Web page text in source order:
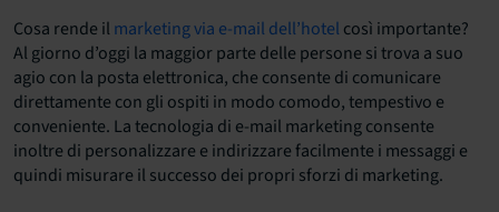
Cosa rende il marketing via e-mail dell’hotel così importante?
Al giorno d’oggi la maggior parte delle persone si trova a suo
agio con la posta elettronica, che consente di comunicare
direttamente con gli ospiti in modo comodo, tempestivo e
conveniente. La tecnologia di e-mail marketing consente
inoltre di personalizzare e indirizzare facilmente i messaggi e
quindi misurare il successo dei propri sforzi di marketing.